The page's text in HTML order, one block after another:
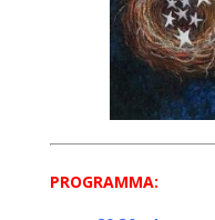
PROGRAMMA: